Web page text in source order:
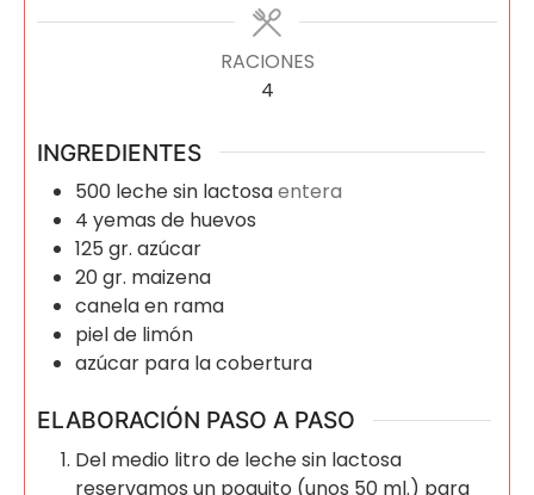
RACIONES
4
INGREDIENTES
500 leche sin lactosaentera
4 yemas de huevos
125 gr. azúcar
20gr. maizena
canela en rama
piel de limón
azúcar para la cobertura
ELABORACIÓN PASO A PASO
Del medio litro de leche sin lactosa
reservamos un poquito (unos 50 ml.) para